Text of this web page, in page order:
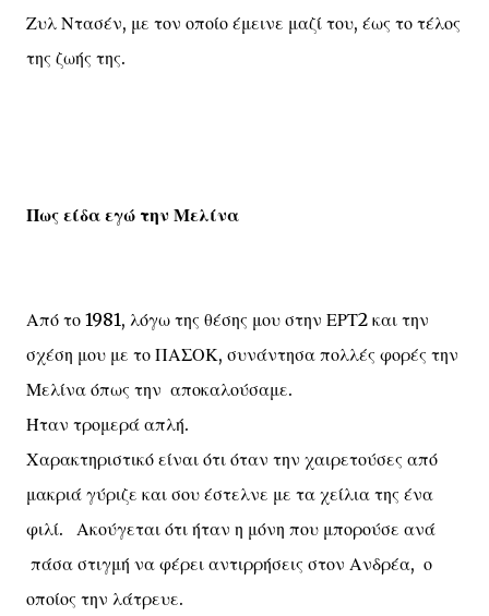
Ζυλ Ντασέν, με τον οποίο έμεινε μαζί του, έως το τέλος
της ζωής της.
Πως είδα εγώ την Μελίνα
Από το 1981, λόγω της θέσης μου στην ΕΡΤ2 και την
σχέση μου με το ΠΑΣΟΚ, συνάντησα πολλές φορές την
Μελίνα όπως την αποκαλούσαμε.
Ήταν τρομερά απλή.
Χαρακτηριστικό είναι ότι όταν την χαιρετούσες από
μακριά γύριζε και σου έστελνε με τα χείλια της ένα
φιλί. Ακούγεται ότι ήταν η μόνη που μπορούσε ανά
πάσα στιγμή να φέρει αντιρρήσεις στον Ανδρέα, ο
οποίος την λάτρευε.